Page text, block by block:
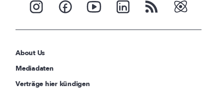
About Us
Mediadaten
Verträge hier kündigen